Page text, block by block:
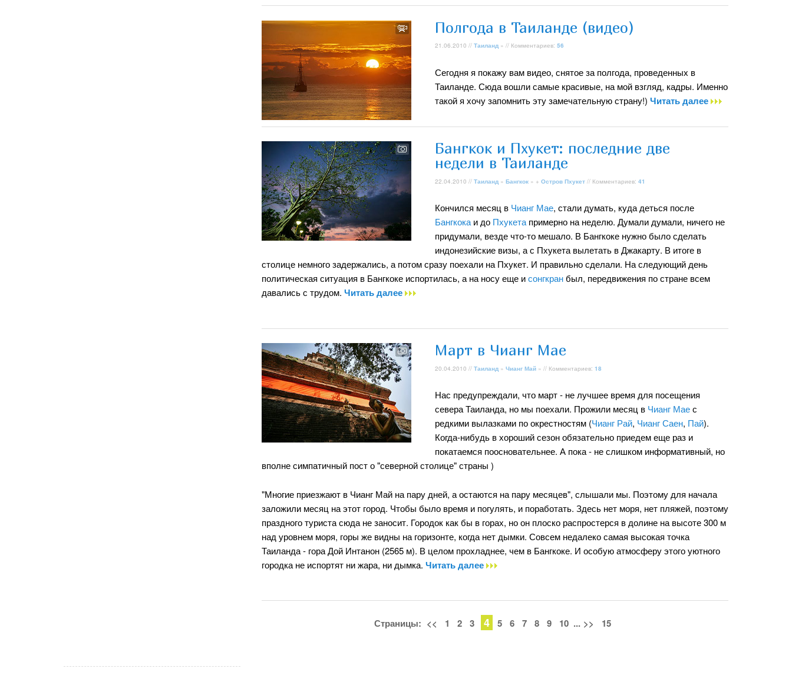
Полгода в Таиланде (видео)
21.06.2010 // Таиланд » // Комментариев: 56
Сегодня я покажу вам видео, снятое за полгода, проведенных в
Таиланде. Сюда вошли самые красивые, на мой взгляд, кадры. Именно
такой я хочу запомнить эту замечательную страну!) Читать далее
Бангкок и Пхукет: последние две
недели в Таиланде
22.04.2010 // Таиланд » Бангкок » + Остров Пхукет // Комментариев: 41
Кончился месяц в Чианг Мае, стали думать, куда деться после
Бангкокаи до Пхукетапримерно на неделю. Думали думали, ничего не
придумали, везде что-то мешало. В Бангкоке нужно было сделать
индонезийские визы, а с Пхукета вылетать в Джакарту. В итоге в
столице немного задержались, а потом сразу поехали на Пхукет. И правильно сделали. На следующий день
политическая ситуация в Бангкоке испортилась, а на носу еще исонгкранбыл, передвижения по стране всем
давались с трудом. Читать далее
Март в Чианг Мае
20.04.2010 // Таиланд » Чианг Май » // Комментариев: 18
Нас предупреждали, что март - не лучшее время для посещения
севера Таиланда, но мы поехали. Прожили месяц в Чианг Маес
редкими вылазками по окрестностям (Чианг Рай, Чианг Саен, Пай).
Когда-нибудь в хороший сезон обязательно приедем еще раз и
покатаемся поосновательнее. А пока - не слишком информативный, но
вполне симпатичный пост о "северной столице" страны )
"Многие приезжают в Чианг Май на пару дней, а остаются на пару месяцев", слышали мы. Поэтому для начала
заложили месяц на этот город. Чтобы было время и погулять, и поработать. Здесь нет моря, нет пляжей, поэтому
праздного туриста сюда не заносит. Городок как бы в горах, но он плоско распростерся в долине на высоте 300 м
над уровнем моря, горы же видны на горизонте, когда нет дымки. Совсем недалеко самая высокая точка
Таиланда - гора Дой Интанон (2565 м). В целом прохладнее, чем в Бангкоке. И особую атмосферу этого уютного
городка не испортят ни жара, ни дымка. Читать далее
Страницы: << 1 2 3 4 5 6 7 8 9 10 ... >> 15